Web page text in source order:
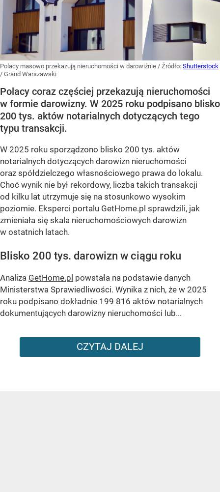
Polacy masowo przekazują nieruchomości w darowiźnie / Źródło: Shutterstock
/ Grand Warszawski
Polacy coraz częściej przekazują nieruchomości
w formie darowizny. W 2025 roku podpisano blisko
200 tys. aktów notarialnych dotyczących tego
typu transakcji.
W 2025 roku sporządzono blisko 200 tys. aktów
notarialnych dotyczących darowizn nieruchomości
oraz spółdzielczego własnościowego prawa do lokalu.
Choć wynik nie był rekordowy, liczba takich transakcji
od kilku lat utrzymuje się na stosunkowo wysokim
poziomie. Eksperci portalu GetHome.pl sprawdzili, jak
zmieniała się skala nieruchomościowych darowizn
w ostatnich latach.
Blisko 200 tys. darowizn w ciągu roku
Analiza GetHome.pl powstała na podstawie danych
Ministerstwa Sprawiedliwości. Wynika z nich, że w 2025
roku podpisano dokładnie 199 816 aktów notarialnych
dokumentujących darowizny nieruchomości lub...
CZYTAJ DALEJ